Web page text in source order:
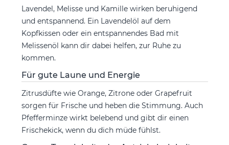
Lavendel, Melisse und Kamille wirken beruhigend
und entspannend. Ein Lavendelöl auf dem
Kopfkissen oder ein entspannendes Bad mit
Melissenöl kann dir dabei helfen, zur Ruhe zu
kommen.
Für gute Laune und Energie
Zitrusdüfte wie Orange, Zitrone oder Grapefruit
sorgen für Frische und heben die Stimmung. Auch
Pfefferminze wirkt belebend und gibt dir einen
Frischekick, wenn du dich müde fühlst.